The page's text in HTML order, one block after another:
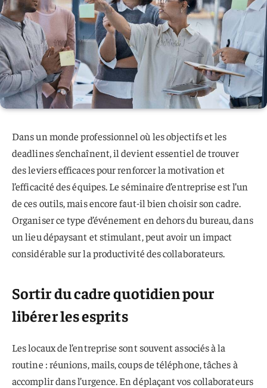
Dans un monde professionnel où les objectifs et les
deadlines s’enchaînent, il devient essentiel de trouver
des leviers efficaces pour renforcer la motivation et
l’efficacité des équipes. Le séminaire d’entreprise est l’un
de ces outils, mais encore faut-il bien choisir son cadre.
Organiser ce type d’événement en dehors du bureau, dans
un lieu dépaysant et stimulant, peut avoir un impact
considérable sur la productivité des collaborateurs.
Sortir du cadre quotidien pour
libérer les esprits
Les locaux de l’entreprise sont souvent associés à la
routine : réunions, mails, coups de téléphone, tâches à
accomplir dans l’urgence. En déplaçant vos collaborateurs